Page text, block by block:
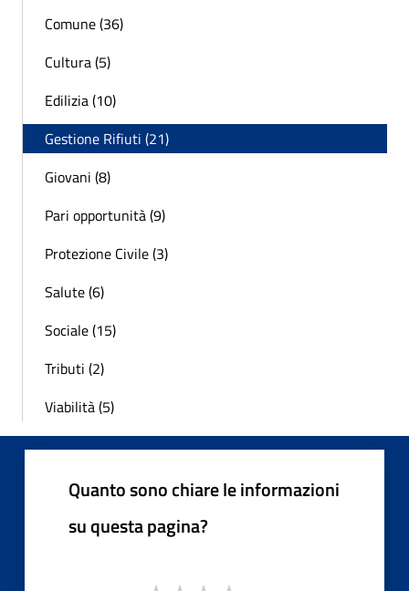
Comune (36)
Cultura (5)
Edilizia (10)
Gestione Rifiuti (21)
Giovani (8)
Pari opportunità (9)
Protezione Civile (3)
Salute (6)
Sociale (15)
Tributi (2)
Viabilità (5)
Quanto sono chiare le informazioni
su questa pagina?